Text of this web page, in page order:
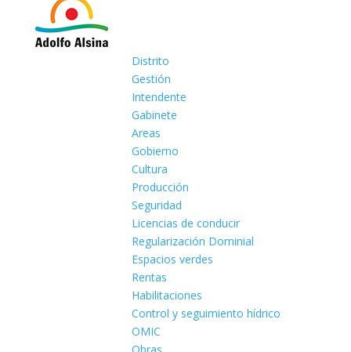
Distrito
Gestión
Intendente
Gabinete
Areas
Gobierno
Cultura
Producción
Seguridad
Licencias de conducir
Regularización Dominial
Espacios verdes
Rentas
Habilitaciones
Control y seguimiento hídrico
OMIC